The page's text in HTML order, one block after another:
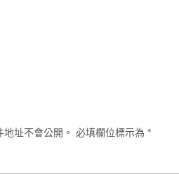
址不會公開。 必填欄位標示為 *